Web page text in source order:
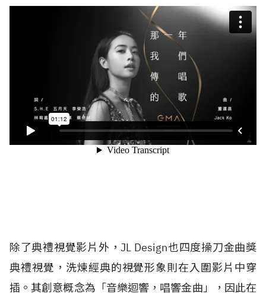
除了典禮視覺影片外，JL Design也四度操刀金曲獎
典禮視覺，洗煉經典的視覺形象則在入圍影片中穿
插。其創意概念為「音樂迴響，唱響金曲」，因此在